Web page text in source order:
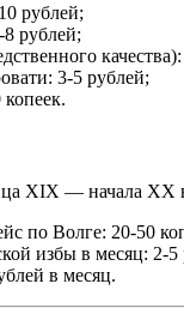
рублей;
рублей;
3-5 рублей;
XIX — начала XX
по Волге: 20-50
избы в месяц: 2-5
в месяц.